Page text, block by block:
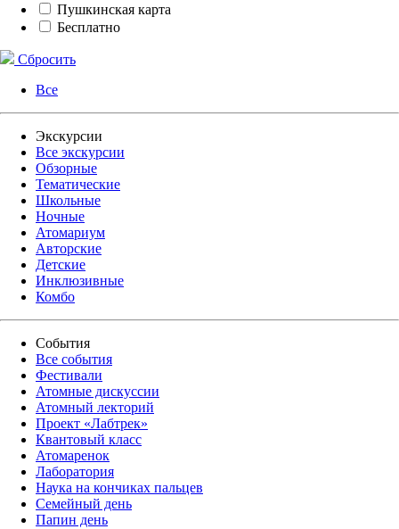
Пушкинская карта
Бесплатно
Сбросить
Все
Экскурсии
Все экскурсии
Обзорные
Тематические
Школьные
Ночные
Атомариум
Авторские
Детские
Инклюзивные
Комбо
События
Все события
Фестивали
Атомные дискуссии
Атомный лекторий
Проект «Лабтрек»
Квантовый класс
Атомаренок
Лаборатория
Наука на кончиках пальцев
Семейный день
Папин день